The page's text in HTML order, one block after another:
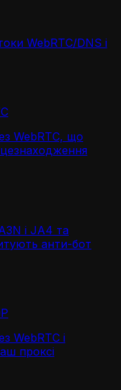
WebRTC/DNS і
WebRTC, що
і JA4 та
анти-бот
WebRTC і
проксі